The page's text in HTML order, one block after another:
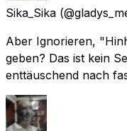
Sika_Sika
Aber Ignorieren,
geben? Das ist kein
enttäuschend nach